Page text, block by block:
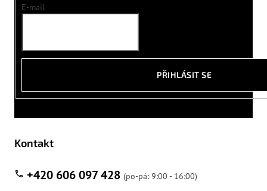
E-mail
PŘIHLÁSIT SE
Kontakt
+420 606 097 428